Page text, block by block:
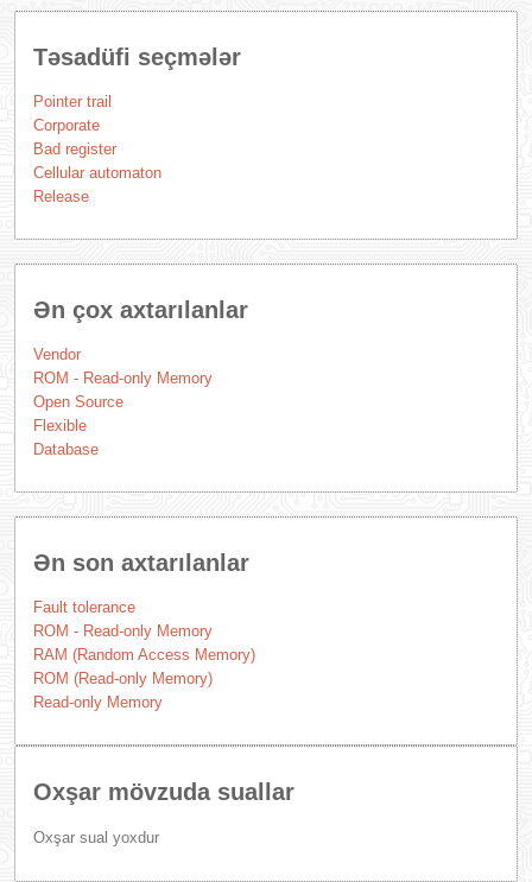
Təsadüfi seçmələr
Pointer trail
Corporate
Bad register
Cellular automaton
Release
Ən çox axtarılanlar
Vendor
ROM - Read-only Memory
Open Source
Flexible
Database
Ən son axtarılanlar
Fault tolerance
ROM - Read-only Memory
RAM (Random Access Memory)
ROM (Read-only Memory)
Read-only Memory
Oxşar mövzuda suallar
Oxşar sual yoxdur